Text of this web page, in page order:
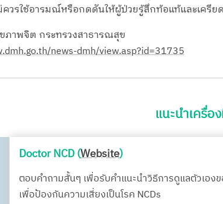
ควรใช้อารมณ์หรือกดดันให้ผู้ป่วยรู้สึกท้อแท้และเครีย
ภาพจิต กระทรวงสาธารณสุข
news-dmh/view.asp?id=31735
แนะนำเครื่
Doctor NCD (Website)
ตอบคำถามสั้นๆ เพื่อรับคำแนะนำวิธีการดูแลตัวเอ
เพื่อป้องกันความเสี่ยงเป็นโรค NCDs